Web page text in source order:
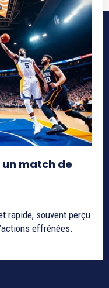
match de
rapide, souvent perçu
effrénées.